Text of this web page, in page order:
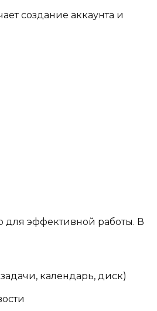
создание аккаунта и
для эффективной работы. В
календарь, диск)